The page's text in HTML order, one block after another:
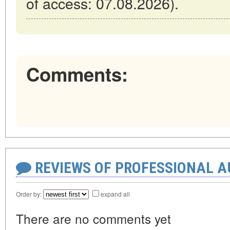
Comments:
REVIEWS OF PROFESSIONAL
Order by: expand all
There are no comments yet